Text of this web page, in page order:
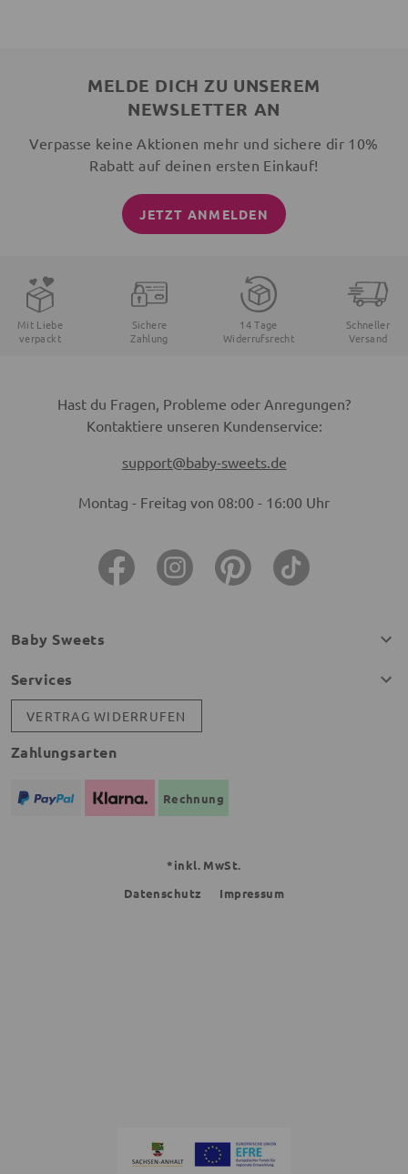
MELDE DICH ZU UNSEREM
NEWSLETTER AN
Verpasse keine Aktionen mehr und sichere dir 10%
Rabatt auf deinen ersten Einkauf!
JETZT ANMELDEN
Mit Liebe
verpackt
Sichere
Zahlung
14 Tage
Widerrufsrecht
Schneller
Versand
Hast du Fragen, Probleme oder Anregungen?
Kontaktiere unseren Kundenservice:
support@baby-sweets.de
Montag - Freitag von 08:00 - 16:00 Uhr
Baby Sweets
Services
VERTRAG WIDERRUFEN
Zahlungsarten
Rechnung
*inkl. MwSt.
Datenschutz
Impressum